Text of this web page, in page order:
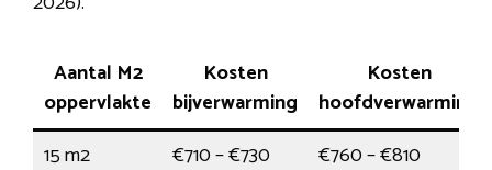
Aantal M2
oppervlakte
Kosten
bijverwarming
Kosten
hoofdverwarming
15 m2
€710 – €730
€760 – €810